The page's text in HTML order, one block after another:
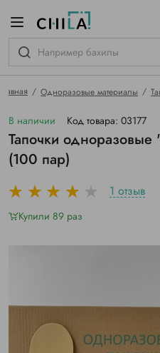
Одноразовые материалы
В наличии Код товара: 03177
Тапочки
(100 пар)
1 отзыв
Купили 89 раз
гамме